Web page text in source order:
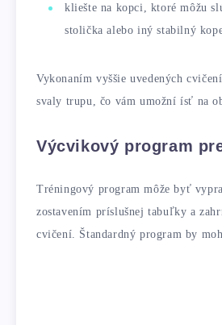
kliešte na kopci, ktoré môžu
stolička alebo iný stabilný
Vykonaním vyššie uvedených
svaly trupu, čo vám umožní ísť na
Výcvikový program
Tréningový program môže byť
zostavením príslušnej tabuľky a
cvičení. Štandardný program by